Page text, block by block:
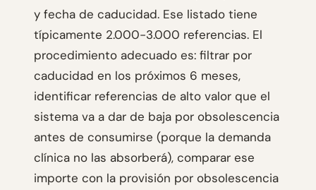
y fecha de caducidad. Ese listado tiene
típicamente 2.000-3.000 referencias. El
procedimiento adecuado es: filtrar por
caducidad en los próximos 6 meses,
identificar referencias de alto valor que el
sistema va a dar de baja por obsolescencia
antes de consumirse (porque la demanda
clínica no las absorberá), comparar ese
importe con la provisión por obsolescencia